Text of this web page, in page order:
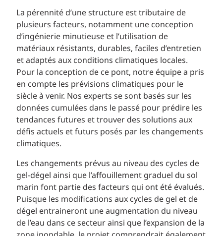
La pérennité d’une structure est tributaire de
plusieurs facteurs, notamment une conception
d’ingénierie minutieuse et l’utilisation de
matériaux résistants, durables, faciles d’entretien
et adaptés aux conditions climatiques locales.
Pour la conception de ce pont, notre équipe a pris
en compte les prévisions climatiques pour le
siècle à venir. Nos experts se sont basés sur les
données cumulées dans le passé pour prédire les
tendances futures et trouver des solutions aux
défis actuels et futurs posés par les changements
climatiques.
Les changements prévus au niveau des cycles de
gel-dégel ainsi que l’affouillement graduel du sol
marin font partie des facteurs qui ont été évalués.
Puisque les modifications aux cycles de gel et de
dégel entraineront une augmentation du niveau
de l’eau dans ce secteur ainsi que l’expansion de la